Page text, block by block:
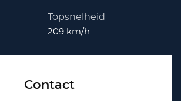
Topsnelheid
209 km/h
Contact